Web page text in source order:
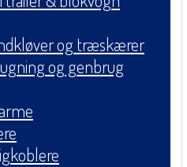
og træskærer
og genbrug